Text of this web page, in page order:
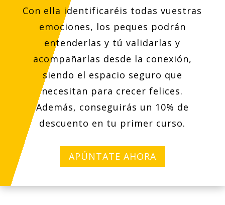
Con ella identificaréis todas vuestras
emociones, los peques podrán
entenderlas y tú validarlas y
acompañarlas desde la conexión,
siendo el espacio seguro que
necesitan para crecer felices.
Además, conseguirás un 10% de
descuento en tu primer curso.
APÚNTATE AHORA